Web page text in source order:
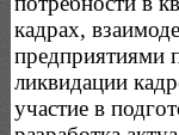
кадрах,
предприятиями
ликвидации
участие в